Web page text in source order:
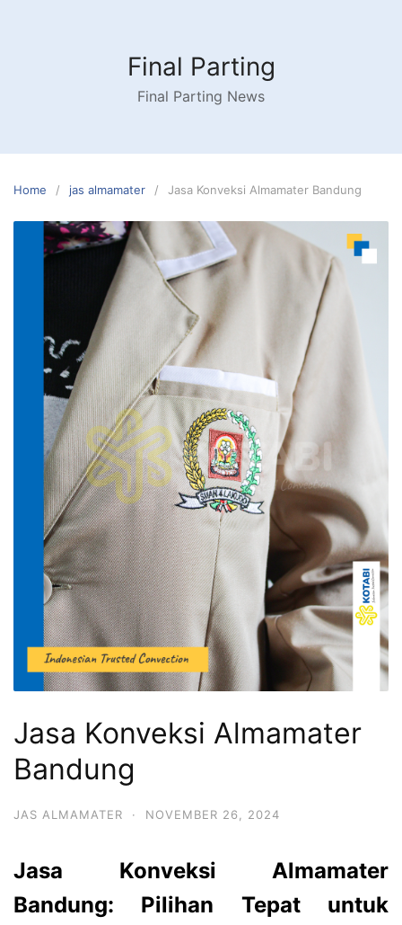
Final Parting
Final Parting News
Home jas almamater Jasa Konveksi Almamater Bandung
Jasa Konveksi Almamater
Bandung
JAS ALMAMATER · NOVEMBER 26, 2024
Jasa Konveksi Almamater
Bandung: Pilihan Tepat untuk